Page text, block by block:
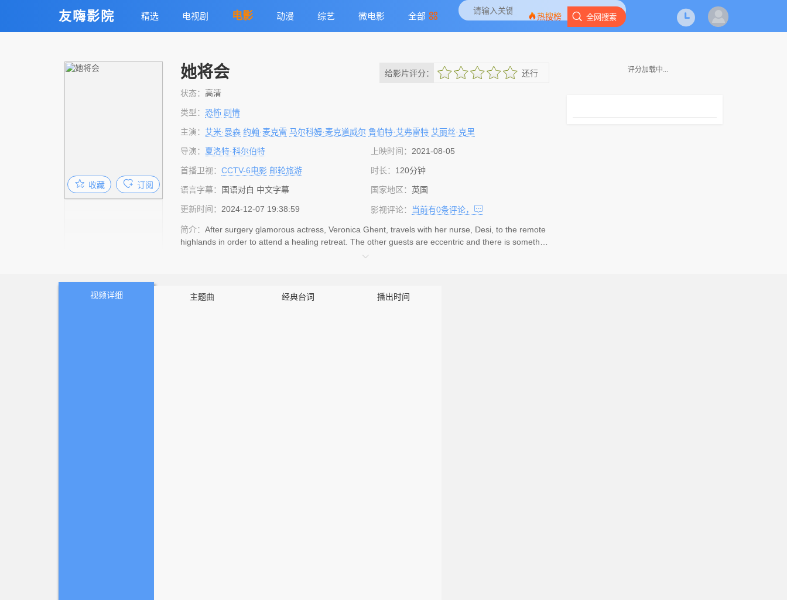
友嗨影院 精选 电视剧 电影 动漫 综艺 微电影 全部 全网搜索
热搜榜
收藏 订阅
她将会
状态： 高清
类型： 恐怖 剧情
主演： 艾米·曼森 约翰·麦克雷 马尔科姆·麦克道威尔 鲁伯特·艾弗雷特 艾丽丝·克里
导演： 夏洛特·科尔伯特 上映时间： 2021-08-05
首播卫视： CCTV-6电影 邮轮旅游 时长： 120分钟
语言字幕： 国语对白 中文字幕 国家地区： 英国
更新时间： 2024-12-07 19:38:59 影视评论： 当前有0条评论，
简介： After surgery glamorous actress, Veronica Ghent, travels with her nurse, Desi, to the remote
highlands in order to attend a healing retreat. The other guests are eccentric and there is somethin
g different about the land; the nature seems to have a purpose of its own. Immersing herself in the
给影片评分：
很差较差还行推荐力荐 还行 评分加载中...
视频详细 主题曲 经典台词 播出时间